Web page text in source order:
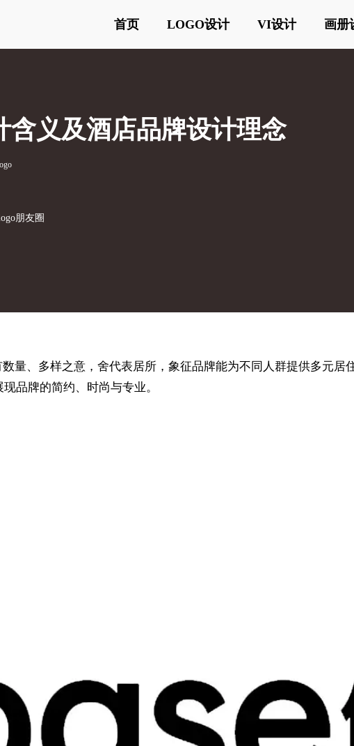
首页 LOGO设计 VI设计 画册
含义及酒店品牌设计理念
朋友圈
量、多样之意，舍代表居所，象征品牌能为不同人群提供多元
品牌的简约、时尚与专业。